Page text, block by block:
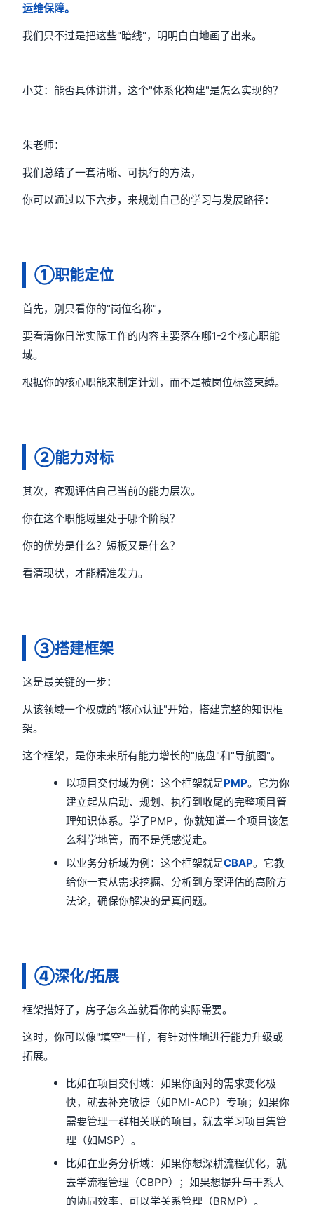
运维保障。
我们只不过是把这些"暗线"，明明白白地画了出来。
小艾：能否具体讲讲，这个"体系化构建"是怎么实现的？
朱老师：
我们总结了一套清晰、可执行的方法，
你可以通过以下六步，来规划自己的学习与发展路径：
①职能定位
首先，别只看你的"岗位名称"，
要看清你日常实际工作的内容主要落在哪1-2个核心职能
域。
根据你的核心职能来制定计划，而不是被岗位标签束缚。
②能力对标
其次，客观评估自己当前的能力层次。
你在这个职能域里处于哪个阶段？
你的优势是什么？短板又是什么？
看清现状，才能精准发力。
③搭建框架
这是最关键的一步：
从该领域一个权威的"核心认证"开始，搭建完整的知识框
架。
这个框架，是你未来所有能力增长的"底盘"和"导航图"。
以项目交付域为例：这个框架就是PMP。它为你
建立起从启动、规划、执行到收尾的完整项目管
理知识体系。学了PMP，你就知道一个项目该怎
么科学地管，而不是凭感觉走。
以业务分析域为例：这个框架就是CBAP。它教
给你一套从需求挖掘、分析到方案评估的高阶方
法论，确保你解决的是真问题。
④深化/拓展
框架搭好了，房子怎么盖就看你的实际需要。
这时，你可以像"填空"一样，有针对性地进行能力升级或
拓展。
比如在项目交付域：如果你面对的需求变化极
快，就去补充敏捷（如PMI-ACP）专项；如果你
需要管理一群相关联的项目，就去学习项目集管
理（如MSP）。
比如在业务分析域：如果你想深耕流程优化，就
去学流程管理（CBPP）；如果想提升与干系人
的协同效率，可以学关系管理（BRMP）。